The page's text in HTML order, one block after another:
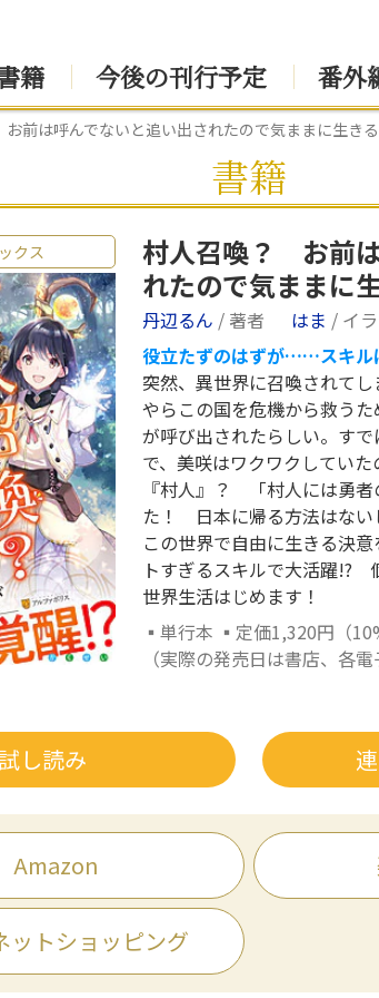
籍 今後の刊行予定 番外
前は呼んでないと追い出されたので気ままに生きる
書籍
クス
村人召喚？ お前
れたので気ままに
丹辺るん / 著者 はま / イ
役立たずのはずが……スキル
突然、異世界に召喚されて
やらこの国を危機から救う
が呼び出されたらしい。す
で、美咲はワクワクしてい
『村人』？ 「村人には勇
た！ 日本に帰る方法はな
この世界で自由に生きる決意
トすぎるスキルで大活躍!?
世界生活はじめます！
▪単行本 ▪定価1,320円（
（実際の発売日は書店、各
し読み
Amazon
ットショッピング